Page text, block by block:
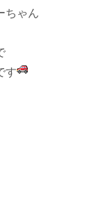
ちゃん
す